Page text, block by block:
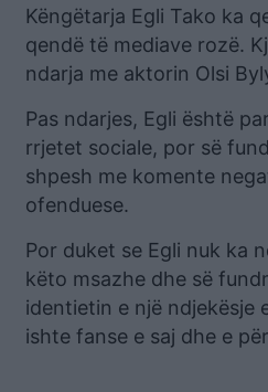
Këngëtarja Egli Tako ka
qendë të mediave rozë.
ndarja me aktorin Olsi
Pas ndarjes, Egli është
rrjetet sociale, por së
shpesh me komente
ofenduese.
Por duket se Egli nuk ka
këto msazhe dhe së
identietin e një ndjekësje
ishte fanse e saj dhe e